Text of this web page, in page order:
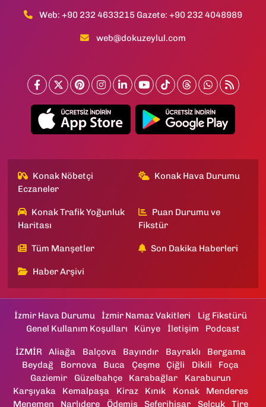
Web: +90 232 4633215 Gazete: +90 232 4048989
web@dokuzeylul.com
Konak Nöbetçi
Eczaneler
Konak Hava Durumu
Konak Trafik Yoğunluk
Haritası
Puan Durumu ve
Fikstür
Tüm Manşetler Son Dakika Haberleri
Haber Arşivi
İzmir Hava Durumu İzmir Namaz Vakitleri
Lig Fikstürü
Genel Kullanım Koşulları
Künye İletişim Podcast
İZMİR Aliağa Balçova Bayındır Bayraklı
Bergama
Beydağ
Bornova Buca Çeşme Çiğli Dikili
Foça
Gaziemir
Güzelbahçe Karabağlar
Karaburun
Karşıyaka
Kemalpaşa Kiraz Kınık Konak
Menderes
Menemen
Narlıdere Ödemiş Seferihisar Selçuk Tire